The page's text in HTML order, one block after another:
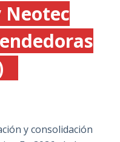
Neotec
y consolidación